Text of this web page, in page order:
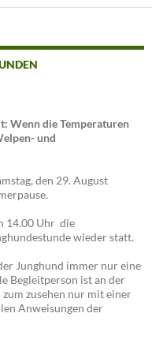
Wenn die Temperaturen
und
den 29. August
14.00 Uhr die
wieder statt.
Junghund immer nur eine
Begleitperson ist an der
zusehen nur mit einer
Anweisungen der